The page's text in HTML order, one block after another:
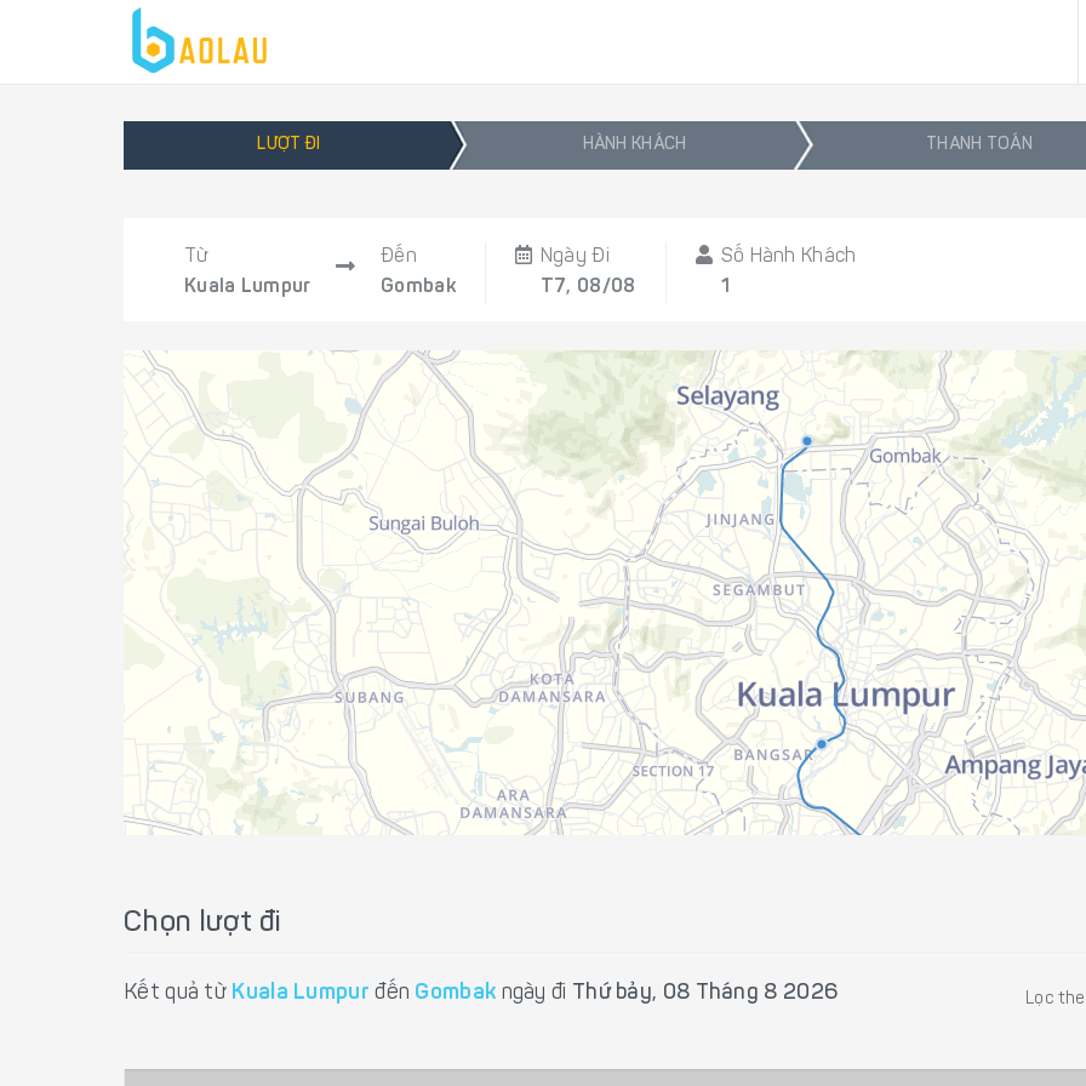
LƯỢT ĐI HÀNH KHÁCH THANH TOÁN
Từ
Kuala Lumpur
Đến
Gombak
Ngày Đi
T7, 08/08
Số Hành Khách
1
Chọn lượt đi
Kết quả từ Kuala Lumpur đến Gombak ngày đi Thứ bảy, 08 Tháng 8 2026 Lọc